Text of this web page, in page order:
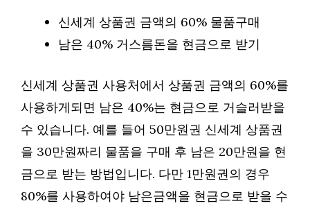
신세계 상품권 금액의 60% 물품구매
남은 40% 거스름돈을 현금으로 받기
신세계 상품권 사용처에서 상품권 금액의 60%를
사용하게되면 남은 40%는 현금으로 거슬러받을
수 있습니다. 예를 들어 50만원권 신세계 상품권
을 30만원짜리 물품을 구매 후 남은 20만원을 현
금으로 받는 방법입니다. 다만 1만원권의 경우
80%를 사용하여야 남은금액을 현금으로 받을 수